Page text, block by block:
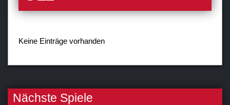
Keine Einträge vorhanden
Nächste Spiele